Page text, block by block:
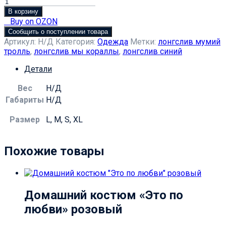
В корзину
Buy on OZON
Сообщить о поступлении товара
Артикул: Н/Д Категория: Одежда Метки: лонгслив мумий
тролль, лонгслив мы кораллы, лонгслив синий
Детали
Вес
Н/Д
Габариты Н/Д
Размер L, M, S, XL
Похожие товары
Домашний костюм «Это по
любви» розовый